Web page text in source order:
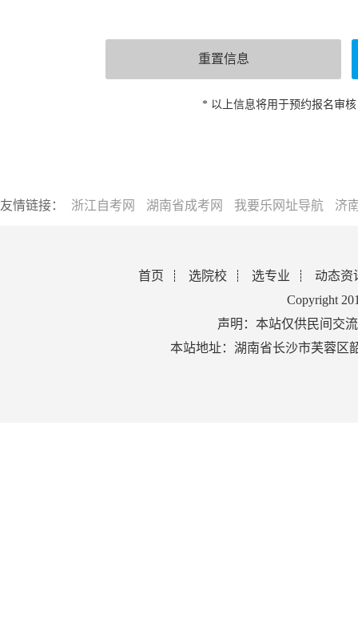
* 以上信息将用于预约报名审
友情链接： 浙江自考网 湖南省成考网 我要乐网址导航 济
首页 选院校 选专业
动态资
Copyright
声明：本站仅供民间交
本站地址：湖南省长沙市芙蓉区